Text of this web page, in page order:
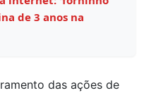
de 3 anos na
das ações de